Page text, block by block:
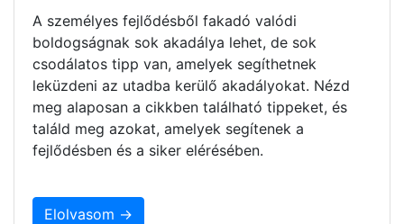
A személyes fejlődésből fakadó valódi
boldogságnak sok akadálya lehet, de sok
csodálatos tipp van, amelyek segíthetnek
leküzdeni az utadba kerülő akadályokat. Nézd
meg alaposan a cikkben található tippeket, és
találd meg azokat, amelyek segítenek a
fejlődésben és a siker elérésében.
Elolvasom →